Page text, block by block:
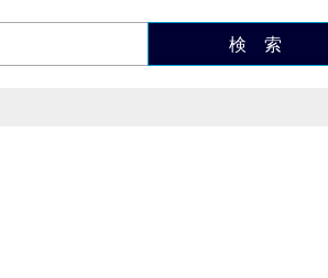
検 索